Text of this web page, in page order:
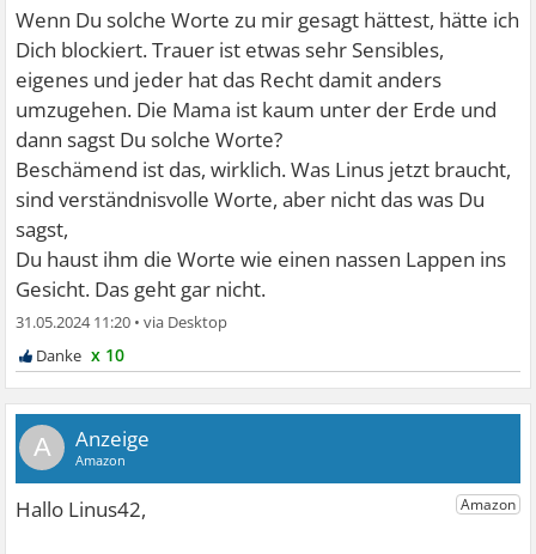
Wenn Du solche Worte zu mir gesagt hättest, hätte ich
Dich blockiert. Trauer ist etwas sehr Sensibles,
eigenes und jeder hat das Recht damit anders
umzugehen. Die Mama ist kaum unter der Erde und
dann sagst Du solche Worte?
Beschämend ist das, wirklich. Was Linus jetzt braucht,
sind verständnisvolle Worte, aber nicht das was Du
sagst,
Du haust ihm die Worte wie einen nassen Lappen ins
Gesicht. Das geht gar nicht.
31.05.2024 11:20 •
x 10
A